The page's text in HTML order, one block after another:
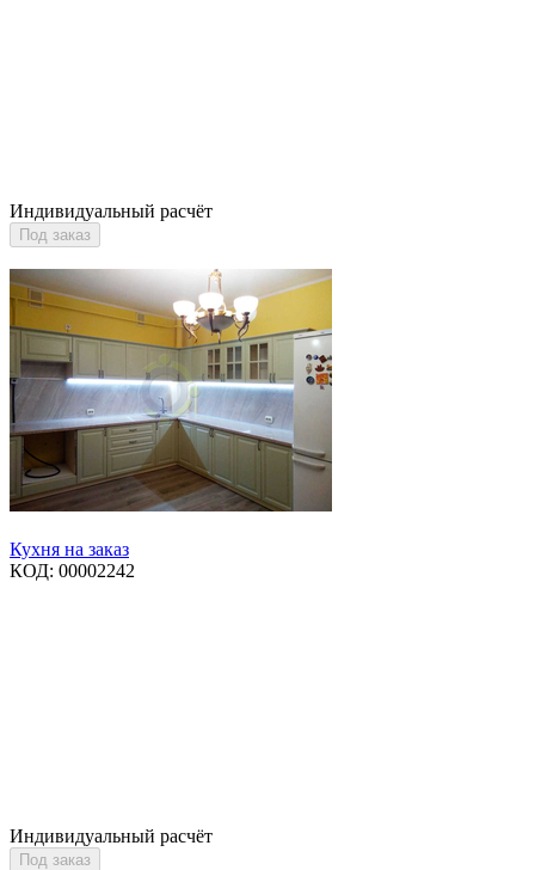
Индивидуальный расчёт
Под заказ
Кухня на заказ
КОД: 00002242
Индивидуальный расчёт
Под заказ